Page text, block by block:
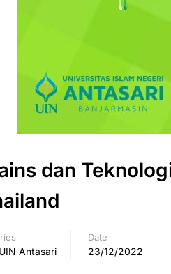
dan
Antasari
Date
23/12/2022